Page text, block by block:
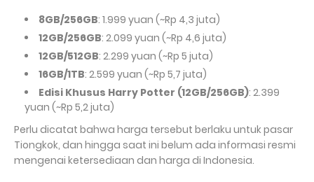
8GB/256GB: 1.999 yuan (~Rp 4,3 juta)
12GB/256GB: 2.099 yuan (~Rp 4,6 juta)
12GB/512GB: 2.299 yuan (~Rp 5 juta)
16GB/1TB: 2.599 yuan (~Rp 5,7 juta)
Edisi Khusus Harry Potter (12GB/256GB): 2.399
yuan (~Rp 5,2 juta)
Perlu dicatat bahwa harga tersebut berlaku untuk pasar
Tiongkok, dan hingga saat ini belum ada informasi resmi
mengenai ketersediaan dan harga di Indonesia.